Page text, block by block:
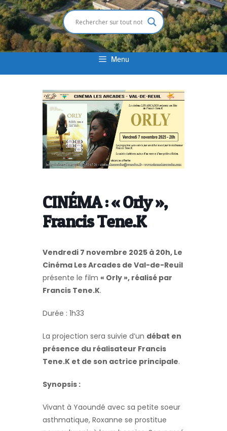
Menu
CINÉMA : « Orly »,
Francis Tene.K
Vendredi 7 novembre 2025 à 20h, Le
Cinéma Les Arcades de Val-de-Reuil
présente le film « Orly », réalisé par
Francis Tene.K.
Durée : 1h33
La projection sera suivie d’un débat en
présence du réalisateur Francis
Tene.K et de son actrice principale.
Synopsis :
Vivant à Yaoundé avec sa petite soeur
asthmatique, Roxanne se prostitue